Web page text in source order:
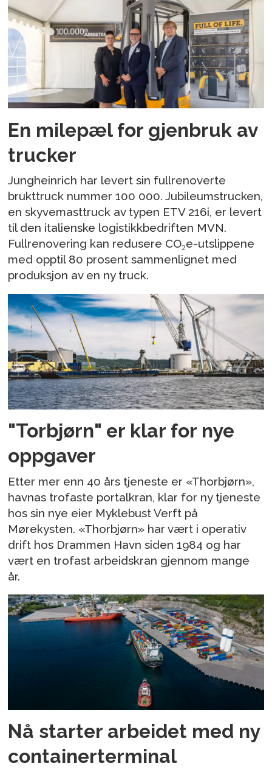
En milepæl for gjenbruk av
trucker
Jungheinrich har levert sin fullrenoverte
brukttruck nummer 100 000. Jubileumstrucken,
en skyvemasttruck av typen ETV 216i, er levert
til den italienske logistikkbedriften MVN.
Fullrenovering kan redusere CO₂e-utslippene
med opptil 80 prosent sammenlignet med
produksjon av en ny truck.
"Torbjørn" er klar for nye
oppgaver
Etter mer enn 40 års tjeneste er «Thorbjørn»,
havnas trofaste portalkran, klar for ny tjeneste
hos sin nye eier Myklebust Verft på
Mørekysten. «Thorbjørn» har vært i operativ
drift hos Drammen Havn siden 1984 og har
vært en trofast arbeidskran gjennom mange
år.
Nå starter arbeidet med ny
containerterminal